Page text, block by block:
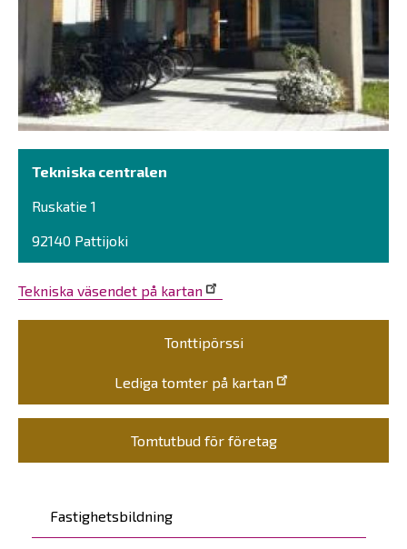
Päävalikko
Fastighetsbildning
Tekniska centralen
Ruskatie 1
92140 Pattijoki
Tekniska väsendet på kartan
Tonttipörssi
Lediga tomter på kartan
Tomtutbud för företag